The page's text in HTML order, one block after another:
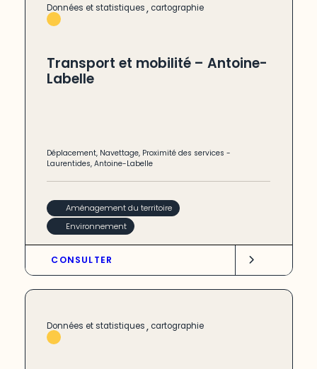
Données et statistiques, cartographie
Transport et mobilité – Antoine-
Labelle
Déplacement, Navettage, Proximité des services -
Laurentides,Antoine-Labelle
Aménagement du territoire
Environnement
CONSULTER
Données et statistiques, cartographie